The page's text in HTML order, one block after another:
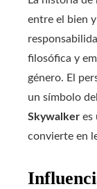
entre el bien
filosófica y
género. El
un símbolo
Skywalker es
convierte en